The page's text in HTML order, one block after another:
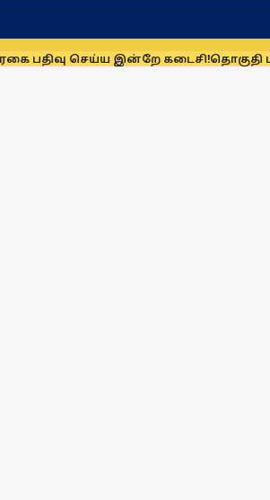
செய்ய இன்றே கடைசி!தொகுதி